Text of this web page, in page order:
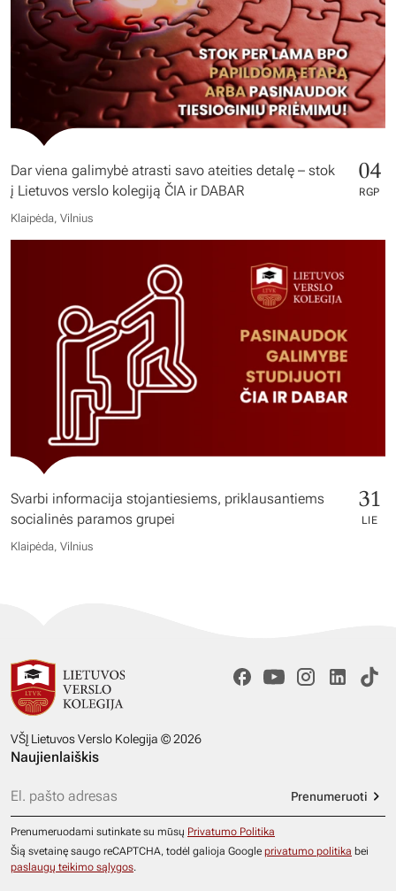
Dar viena galimybė atrasti savo ateities detalę – stok
į Lietuvos verslo kolegiją ČIA ir DABAR
04
RGP
Klaipėda, Vilnius
Svarbi informacija stojantiesiems, priklausantiems
socialinės paramos grupei
31
LIE
Klaipėda, Vilnius
VŠĮ Lietuvos Verslo Kolegija © 2026
Naujienlaiškis
Prenumeruoti
Prenumeruodami sutinkate su mūsų Privatumo Politika
Šią svetainę saugo reCAPTCHA, todėl galioja Google privatumo politika bei
paslaugų teikimo sąlygos.